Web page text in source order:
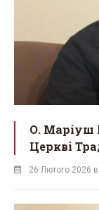
О. Маріуш
Церкві
26 Лютого 2026